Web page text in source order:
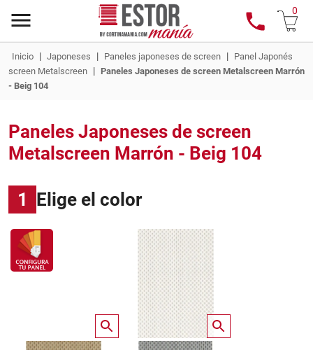
0
Inicio | Japoneses | Paneles japoneses de screen | Panel Japonés
screen Metalscreen | Paneles Japoneses de screen Metalscreen Marrón
- Beig 104
Paneles Japoneses de screen
Metalscreen Marrón - Beig 104
1 Elige el color